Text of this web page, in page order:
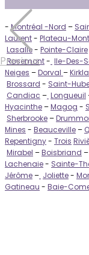
Previous
-Montréal -Nord –
Laurent- Plateau-
Lasalle- Pointe-Claire
Rosemont- Ile-Des-
Neiges –Dorval –
Brossard - Saint-
Candiac – Longueuil
Hyacinthe –Magog -
Sherbrooke –
Mines - Beauceville –
Repentigny- Trois
Mirabel –Boisbriand –
Lachenaie- Sainte-
Jérôme – Joliette-
Gatineau - Baie-